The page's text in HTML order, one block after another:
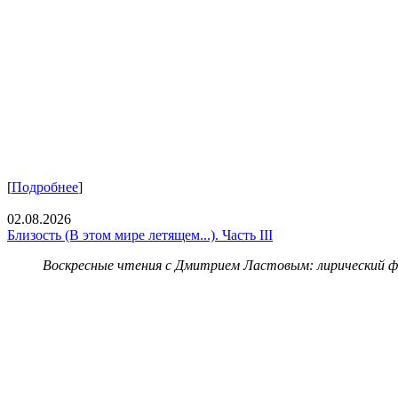
[Подробнее]
02.08.2026
Близость (В этом мире летящем...). Часть III
Воскресные чтения с Дмитрием Ластовым: лирический